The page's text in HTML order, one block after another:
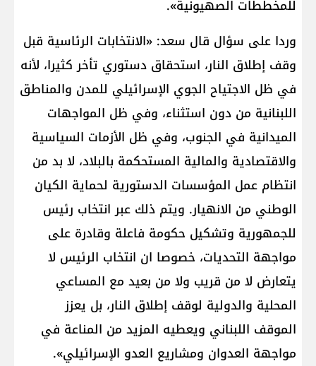
للمخططات الصهيونية».
وردا على سؤال قال سعد: «الانتخابات الرئاسية قبل
وقف إطلاق النار، استحقاق دستوري تأخر كثيرا، لأنه
في ظل الاجتياح الجوي الإسرائيلي للمدن والمناطق
اللبنانية من دون استثناء، وفي ظل المواجهات
الميدانية في الجنوب، وفي ظل الأزمات السياسية
والاقتصادية والمالية المستحكمة بالبلاد، لا بد من
انتظام عمل المؤسسات الدستورية لحماية الكيان
الوطني من الانهيار. ويتم ذلك عبر انتخاب رئيس
للجمهورية وتشكيل حكومة فاعلة وقادرة على
مواجهة التحديات، خصوصا ان انتخاب الرئيس لا
يتعارض لا من قريب ولا من بعيد مع المساعي
المحلية والدولية لوقف إطلاق النار، بل يعزز
الموقف اللبناني ويعطيه المزيد من المناعة في
مواجهة العدوان ومشاريع العدو الإسرائيلي».